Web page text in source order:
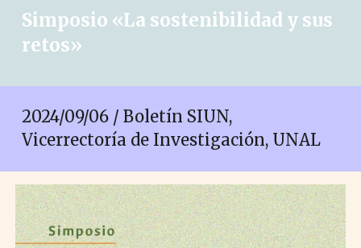
Simposio «La sostenibilidad y sus
retos»
2024/09/06 / Boletín SIUN,
Vicerrectoría de Investigación, UNAL